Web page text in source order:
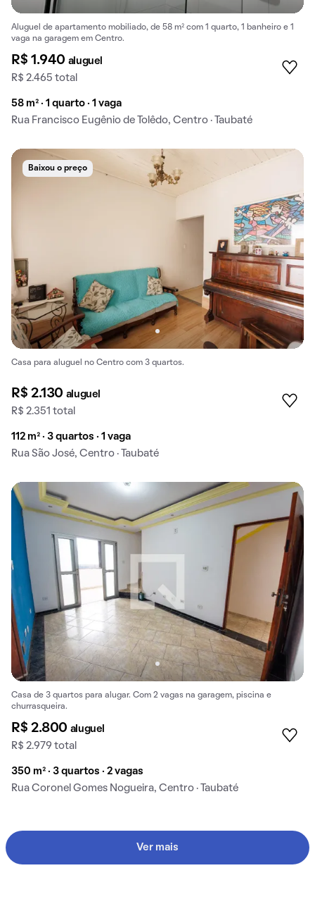
Aluguel de apartamento mobiliado, de 58 m² com 1 quarto, 1 banheiro e 1
vaga na garagem em Centro.
R$ 1.940 aluguel
R$ 2.465 total
58 m² · 1 quarto · 1 vaga
Rua Francisco Eugênio de Tolêdo, Centro · Taubaté
Baixou o preço
Casa para aluguel no Centro com 3 quartos.
R$ 2.130 aluguel
R$ 2.351 total
112 m² · 3 quartos · 1 vaga
Rua São José, Centro · Taubaté
Casa de 3 quartos para alugar. Com 2 vagas na garagem, piscina e
churrasqueira.
R$ 2.800 aluguel
R$ 2.979 total
350 m² · 3 quartos · 2 vagas
Rua Coronel Gomes Nogueira, Centro · Taubaté
Ver mais